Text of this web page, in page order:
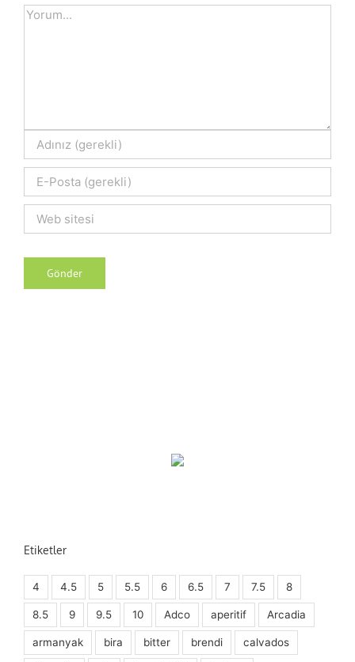
Comment
Etiketler
4 4.5 5 5.5 6 6.5 7 7.5 8
8.5 9 9.5 10 Adco aperitif Arcadia
armanyak bira bitter brendi calvados